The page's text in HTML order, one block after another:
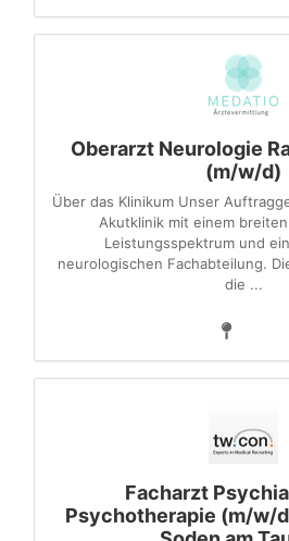
Oberarzt Neurologie
(m/w/d)
Über das Klinikum Unser
Akutklinik mit einem
Leistungsspektrum und
neurologischen Fachabteilung.
die ...
Facharzt
Psychotherapie (m/w/